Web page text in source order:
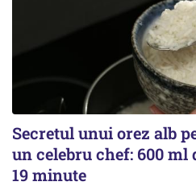
Secretul unui orez alb
un celebru chef: 600 ml
19 minute